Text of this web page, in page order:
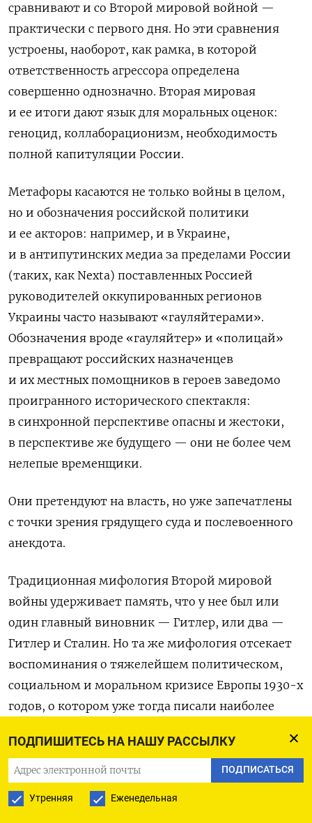
сравнивают и со Второй мировой войной —
практически с первого дня. Но эти сравнения
устроены, наоборот, как рамка, в которой
ответственность агрессора определена
совершенно однозначно. Вторая мировая
и ее итоги дают язык для моральных оценок:
геноцид, коллаборационизм, необходимость
полной капитуляции России.
Метафоры касаются не только войны в целом,
но и обозначения российской политики
и ее акторов: например, и в Украине,
и в антипутинских медиа за пределами России
(таких, как Nexta) поставленных Россией
руководителей оккупированных регионов
Украины часто называют «гауляйтерами».
Обозначения вроде «гауляйтер» и «полицай»
превращают российских назначенцев
и их местных помощников в героев заведомо
проигранного исторического спектакля:
в синхронной перспективе опасны и жестоки,
в перспективе же будущего — они не более чем
нелепые временщики.
Они претендуют на власть, но уже запечатлены
с точки зрения грядущего суда и послевоенного
анекдота.
Традиционная мифология Второй мировой
войны удерживает память, что у нее был или
один главный виновник — Гитлер, или два —
Гитлер и Сталин. Но та же мифология отсекает
воспоминания о тяжелейшем политическом,
социальном и моральном кризисе Европы 1930-х
годов, о котором уже тогда писали наиболее
в эссе «В тени завтрашнего дня» — или
писатели, как, например, Карел Чапек в «Войне
с саламандрами». А память о глобальном
кризисе скорее ассоциируется с Первой мировой
ПОДПИШИТЕСЬ НА НАШУ РАССЫЛКУ
ПОДПИСАТЬСЯ
Утренняя Еженедельная